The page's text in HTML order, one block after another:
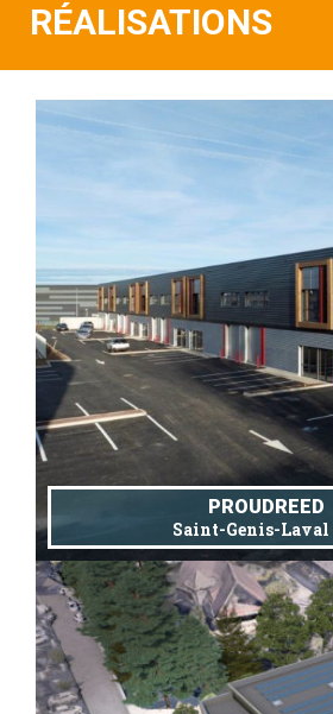
RÉALISATIONS
PROUDREED
Saint-Genis-Laval